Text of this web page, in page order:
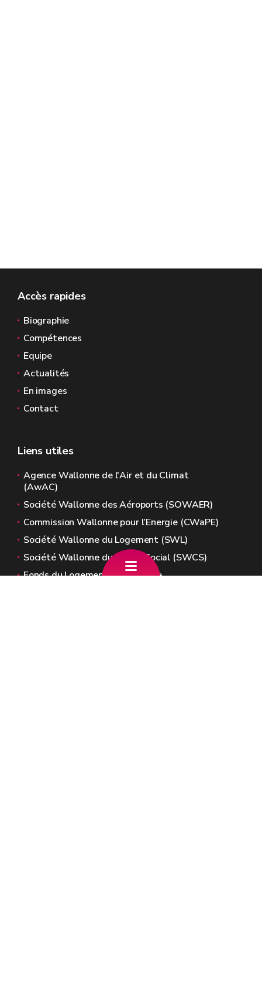
Accès rapides
Biographie
Compétences
Equipe
Actualités
En images
Contact
Liens utiles
Agence Wallonne de l'Air et du Climat
(AwAC)
Société Wallonne des Aéroports (SOWAER)
Commission Wallonne pour l’Energie (CWaPE)
Société Wallonne du Logement (SWL)
Société Wallonne du Crédit Social (SWCS)
Fonds du Logement de Wallonie